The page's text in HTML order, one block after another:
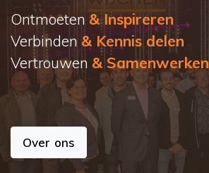
Ontmoeten & Inspireren
Verbinden & Kennis delen
Vertrouwen & Samenwerken
Over ons